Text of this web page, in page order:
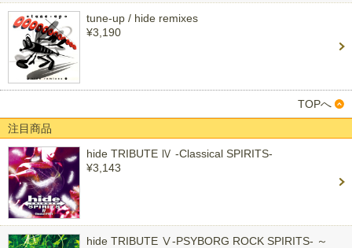
tune-up / hide remixes
¥3,190
TOPへ
注目商品
hide TRIBUTE Ⅳ -Classical SPIRITS-
¥3,143
hide TRIBUTE Ⅴ-PSYBORG ROCK SPIRITS- ～